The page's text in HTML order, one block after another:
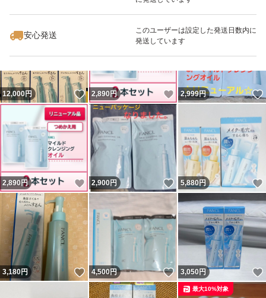
安心発送
このユーザーは設定した発送日数内に
発送しています
いいね！
2,880
12,000円 いいね！
2,890 円 いいね！
2,999円
2,890 円 いいね！
2,900円 いいね！
5,880円
3,180円 いいね！
4,500円 いいね！
3,050円
最大10%対象